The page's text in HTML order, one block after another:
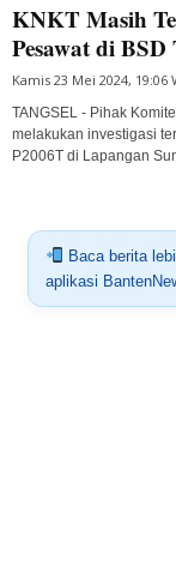
KNKT Masih
Pesawat di BSD
Kamis 23 Mei 2024, 19:06
TANGSEL - Pihak
melakukan investigasi
P2006T di Lapangan
Baca berita
aplikasi